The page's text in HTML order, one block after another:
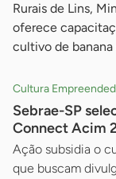
Rurais de Lins,
oferece
cultivo de banana
Cultura
Sebrae-SP
Connect Acim
Ação subsidia o
que buscam